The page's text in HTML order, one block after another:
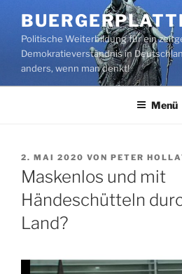
Inhalt
springenPolitische Weiterbildung für ein
Demokratieverständnis in
anders, wenn man denkt!
Menü
VERÖFFENTLICHT
AM
2. MAI 2020 VON PETER
Maskenlos und mit
Händeschütteln
Land?